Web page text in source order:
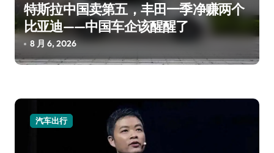
特斯拉中国卖第五，丰田一季净赚两个
比亚迪——中国车企该醒醒了
8 月 6, 2026
汽车出行